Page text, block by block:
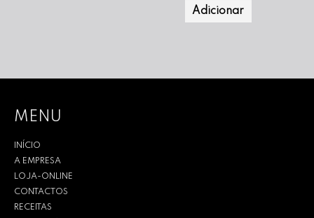
Adicionar
MENU
INÍCIO
A EMPRESA
LOJA-ONLINE
CONTACTOS
RECEITAS